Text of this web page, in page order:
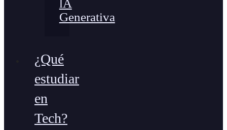
lA
Generativa
¿Qué
estudiar
en
Tech?